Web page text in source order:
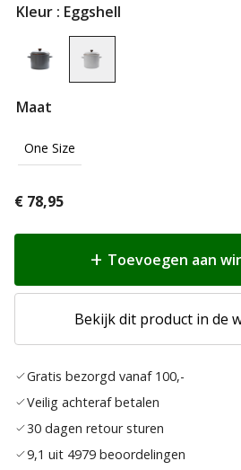
Kleur : Eggshell
Maat
One Size
€ 78,95
Toevoegen aan
Bekijk dit product in de
Gratis bezorgd vanaf 100,-
Veilig achteraf betalen
30 dagen retour sturen
9,1 uit 4979 beoordelingen